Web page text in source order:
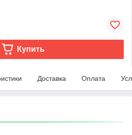
Купить
Доставка Оплата